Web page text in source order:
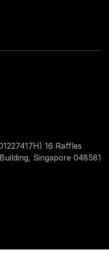
16 Raffles
Singapore 048581